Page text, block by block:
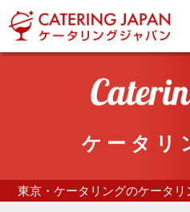
ケータリ
東京・ケータリングのケータリ